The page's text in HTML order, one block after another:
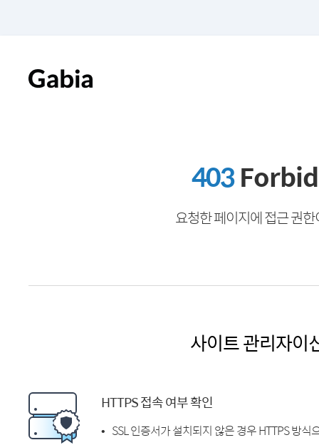
403
요청한 페이지에 접근 권
사이트 관리자이
HTTPS 접속 여부 확인
SSL 인증서가 설치되지 않은 경우 HTTPS 방식